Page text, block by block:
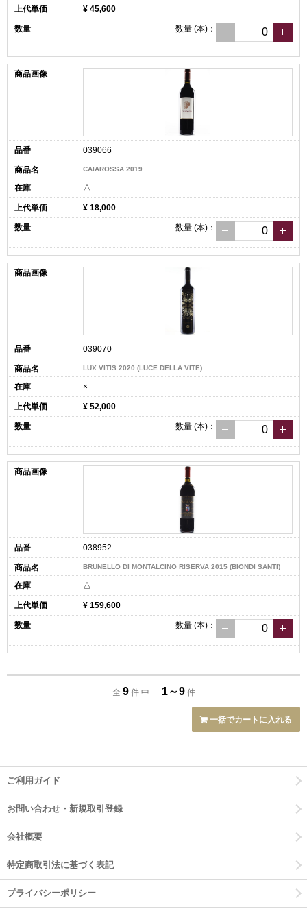
¥ 45,600
数量 (本) ：
039066
CAIAROSSA 2019
△
¥ 18,000
数量 (本) ：
039070
LUX VITIS 2020 (LUCE DELLA VITE)
×
¥ 52,000
数量 (本) ：
038952
BRUNELLO DI MONTALCINO RISERVA 2015 (BIONDI SANTI)
△
¥ 159,600
数量 (本) ：
全 9 件 中 1～9 件
一括でカートに入れる
ご利用ガイド
お問い合わせ・新規取引登録
会社概要
特定商取引法に基づく表記
プライバシーポリシー